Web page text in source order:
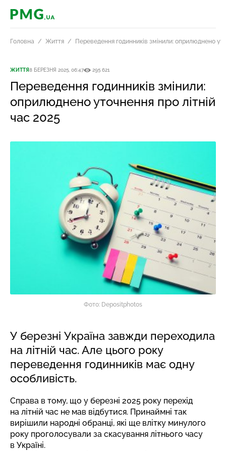
PMG.ua
Головна Життя Переведення годинників змінили: оприлюднено
ЖИТТЯ8 БЕРЕЗНЯ 2025, 06:47 295 621
Переведення годинників змінили:
оприлюднено уточнення про літній
час 2025
Фото: Depositphotos
У березні Україна завжди переходила
на літній час. Але цього року
переведення годинників має одну
особливість.
Справа в тому, що у березні 2025 року перехід
на літній час не мав відбутися. Принаймні так
вирішили народні обранці, які ще влітку минулого
року проголосували за скасування літнього часу
в Україні.